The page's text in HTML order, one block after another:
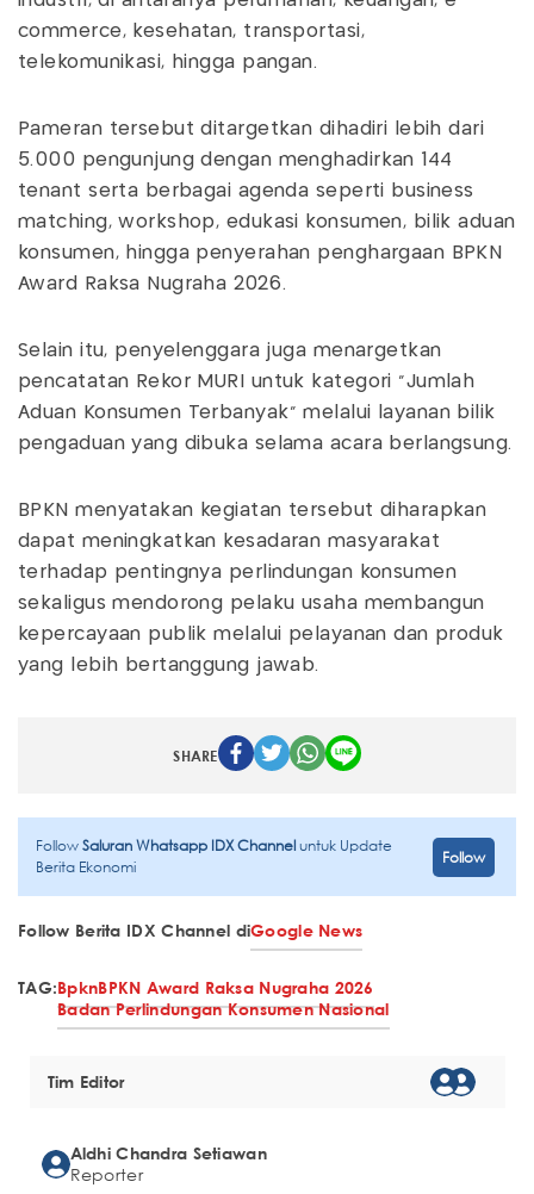
commerce, kesehatan, transportasi,
telekomunikasi, hingga pangan.
Pameran tersebut ditargetkan dihadiri lebih dari
5.000 pengunjung dengan menghadirkan 144
tenant serta berbagai agenda seperti business
matching, workshop, edukasi konsumen, bilik aduan
konsumen, hingga penyerahan penghargaan BPKN
Award Raksa Nugraha 2026.
Selain itu, penyelenggara juga menargetkan
pencatatan Rekor MURI untuk kategori “Jumlah
Aduan Konsumen Terbanyak” melalui layanan bilik
pengaduan yang dibuka selama acara berlangsung.
BPKN menyatakan kegiatan tersebut diharapkan
dapat meningkatkan kesadaran masyarakat
terhadap pentingnya perlindungan konsumen
sekaligus mendorong pelaku usaha membangun
kepercayaan publik melalui pelayanan dan produk
yang lebih bertanggung jawab.
SHARE
FollowSaluran Whatsapp IDX Channeluntuk Update
Berita Ekonomi
Follow
Follow Berita IDX Channel diGoogle News
TAG:BpknBPKN Award Raksa Nugraha 2026
Badan Perlindungan Konsumen Nasional
Tim Editor
Aldhi Chandra Setiawan
Reporter